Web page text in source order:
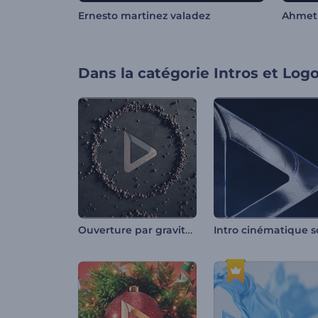
Ernesto martinez valadez
Dans la catégorie Intros et
Ouverture par gravité de la pierre